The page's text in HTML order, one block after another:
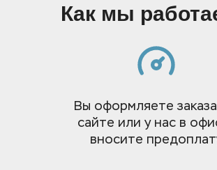
Как мы
Вы оформляете
сайте или у нас в
вносите